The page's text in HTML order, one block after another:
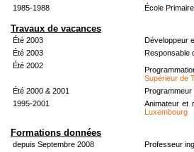
1985-1988
École
Travaux de vacances
Été 2003
Développeur
Été 2003
Responsable
Été 2002
Supérieur de
Été 2000 & 2001
Programmeur
1995-2001
Animateur et
Luxembourg
Formations données
depuis Septembre 2008
Professeur